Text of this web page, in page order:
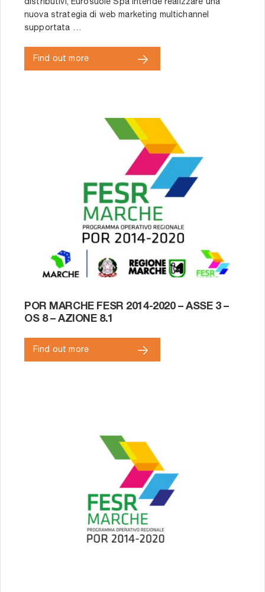
distributivi, Eurosuole Spa intende realizzare una
nuova strategia di web marketing multichannel
supportata …
Find out more
POR MARCHE FESR 2014-2020 – ASSE 3 –
OS 8 – AZIONE 8.1
Find out more